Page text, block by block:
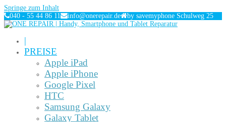
Springe zum Inhalt
040 - 55 44 86 11
info@onerepair.de by savemyphone Schulweg 25
|
PREISE
Apple iPad
Apple iPhone
Google Pixel
HTC
Samsung Galaxy
Galaxy Tablet